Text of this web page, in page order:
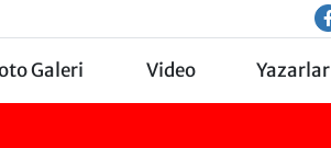
Galeri Video Yazarlar